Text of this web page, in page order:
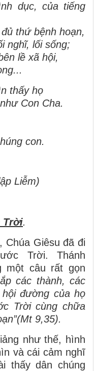
dục, của tiếng
thứ bệnh hoạn,
nghĩ, lối sống;
lề xã hội,
thấy họ
Con Cha.
con.
Liễm)
Trời.
Giêsu đã đi
Trời. Thánh
một câu rất gọn
các thành, các
đường của họ
Trời cùng chữa
9,35).
như thế, hình
và cái cảm nghĩ
thấy dân chúng